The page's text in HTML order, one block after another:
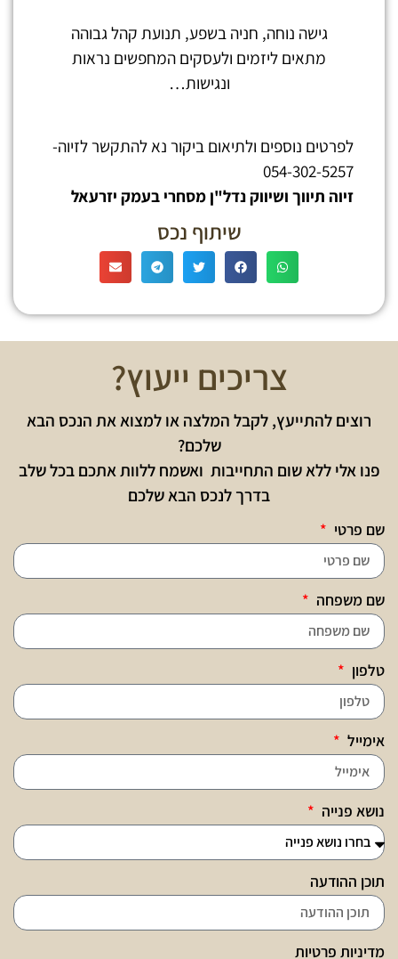
גישה נוחה, חניה בשפע, תנועת קהל גבוהה
מתאים ליזמים ולעסקים המחפשים נראות
ונגישות…
לפרטים נוספים ולתיאום ביקור נא להתקשר לזיוה-
054-302-5257
זיוה תיווך ושיווק נדל"ן מסחרי בעמק יזרעאל
שיתוף נכס
צריכים ייעוץ?
רוצים להתייעץ, לקבל המלצה או למצוא את הנכס הבא
שלכם?
פנו אלי ללא שום התחייבות ואשמח ללוות אתכם בכל שלב
בדרך לנכס הבא שלכם
שם פרטי
שם משפחה
טלפון
אימייל
נושא פנייה
תוכן ההודעה
מדיניות פרטיות